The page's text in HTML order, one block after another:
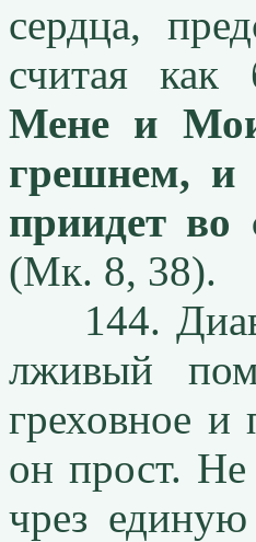
сердца,
считая
Мене и
грешнем, и
приидет
(Мк. 8, 38).
144.
лживый
греховное и
он прост. Не
чрез